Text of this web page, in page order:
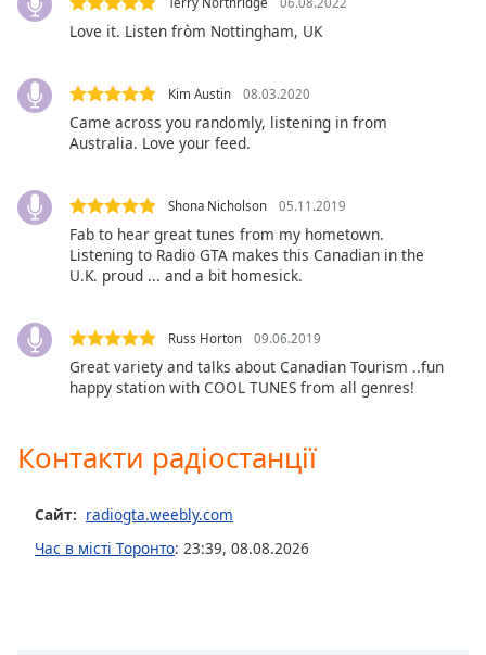
off
selected
Subtitles
subtitles
settings,
subtitles
settings
dialog
subtitles
Audio
Fullscreen
modal
Love it. Listen fròm Nottingham, UK
Kim Austin 08.03.2020
Came across you randomly, listening in from
Australia. Love your feed.
Shona Nicholson 05.11.2019
Fab to hear great tunes from my hometown.
Listening to Radio GTA makes this Canadian in the
U.K. proud ... and a bit homesick.
Russ Horton 09.06.2019
Great variety and talks about Canadian Tourism ..fun
happy station with COOL TUNES from all genres!
Контакти радіостанції
Сайт: radiogta.weebly.com
Час в місті Торонто: 23:39, 08.08.2026